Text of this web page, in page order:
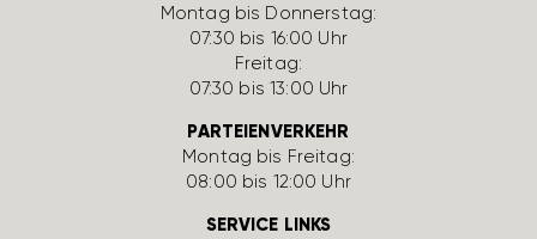
Montag bis Donnerstag:
07:30 bis 16:00 Uhr
Freitag:
07:30 bis 13:00 Uhr
PARTEIENVERKEHR
Montag bis Freitag:
08:00 bis 12:00 Uhr
SERVICE LINKS